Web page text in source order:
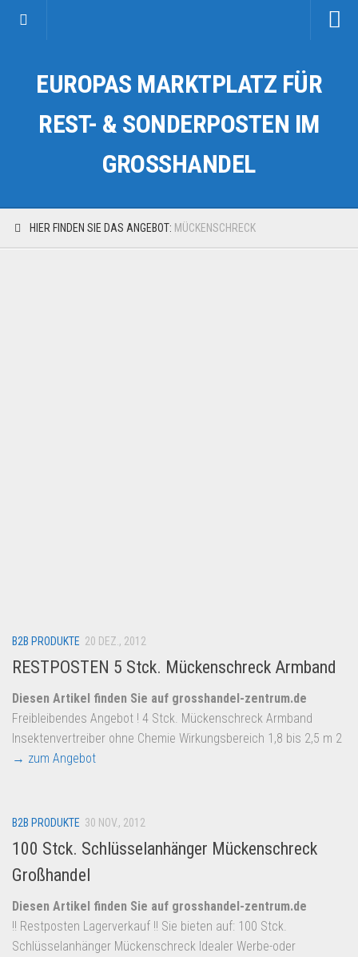
Kategorien
Auto & Motorrad
Fahrzeuge & Transport
eBay Restposten kaufen
Sonderposten-Angebote
Saison & Eventprodkte
Dropshipping-Produkte
B2B Produkte
Aldi
Anmelden
Kostenlos Registrieren
EUROPAS MARKTPLATZ FÜR
REST- & SONDERPOSTEN IM
GROSSHANDEL
HIER FINDEN SIE DAS ANGEBOT: MÜCKENSCHRECK
B2B PRODUKTE 20 DEZ., 2012
RESTPOSTEN 5 Stck. Mückenschreck Armband
Diesen Artikel finden Sie auf grosshandel-zentrum.de
Freibleibendes Angebot ! 4 Stck. Mückenschreck Armband
Insektenvertreiber ohne Chemie Wirkungsbereich 1,8 bis 2,5 m 2
→ zum Angebot
B2B PRODUKTE 30 NOV., 2012
100 Stck. Schlüsselanhänger Mückenschreck
Großhandel
Diesen Artikel finden Sie auf grosshandel-zentrum.de
!! Restposten Lagerverkauf !! Sie bieten auf: 100 Stck.
Schlüsselanhänger Mückenschreck Idealer Werbe-oder